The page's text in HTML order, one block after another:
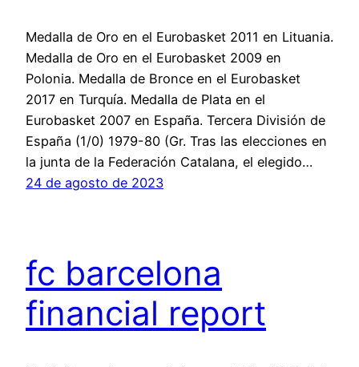
Medalla de Oro en el Eurobasket 2011 en Lituania.
Medalla de Oro en el Eurobasket 2009 en
Polonia. Medalla de Bronce en el Eurobasket
2017 en Turquía. Medalla de Plata en el
Eurobasket 2007 en España. Tercera División de
España (1/0) 1979-80 (Gr. Tras las elecciones en
la junta de la Federación Catalana, el elegido…
24 de agosto de 2023
fc barcelona
financial report